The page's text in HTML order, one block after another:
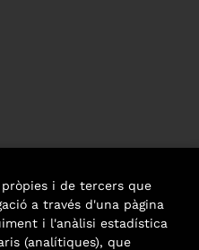
i de tercers que
a través d'una pàgina
i l'anàlisi estadística
(analítiques), que